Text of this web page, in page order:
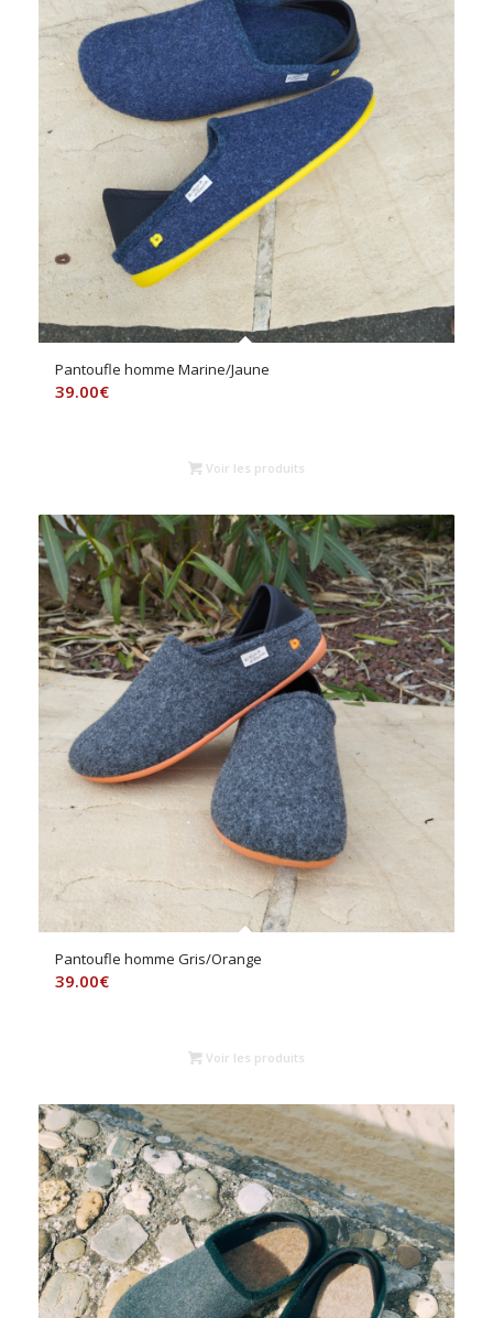
Pantoufle homme Marine/Jaune
39.00€
Voir les produits
Pantoufle homme Gris/Orange
39.00€
Voir les produits